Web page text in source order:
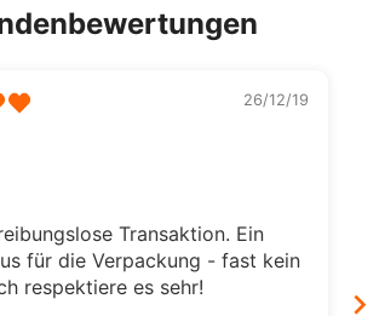
26/12/19
Transaktion. Ein
für die Verpackung - fast kein
respektiere es sehr!